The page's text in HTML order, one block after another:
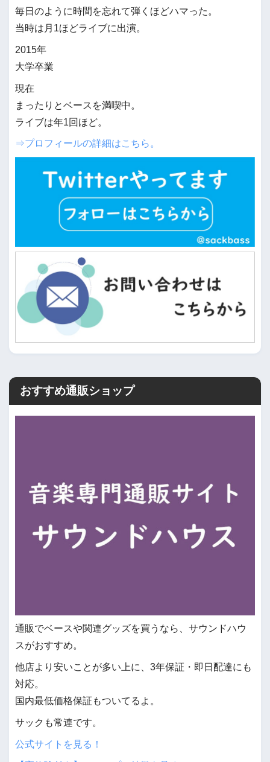
毎日のように時間を忘れて弾くほどハマった。
当時は月1ほどライブに出演。
2015年
大学卒業
現在
まったりとベースを満喫中。
ライブは年1回ほど。
⇒プロフィールの詳細はこちら。
おすすめ通販ショップ
通販でベースや関連グッズを買うなら、サウンドハウ
スがおすすめ。
他店より安いことが多い上に、3年保証・即日配達にも
対応。
国内最低価格保証もついてるよ。
サックも常連です。
公式サイトを見る！